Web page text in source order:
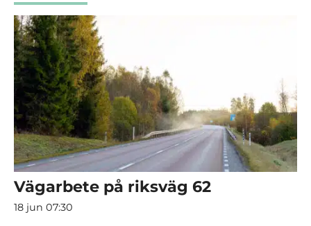
Vägarbete på riksväg 62
18 jun 07:30